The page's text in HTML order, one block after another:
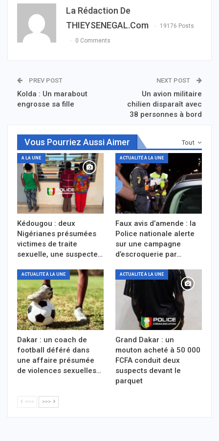
La Rédaction De
THIEYSENEGAL.com
19176 Posts
0 Comments
PREV POST
Kolda : Un marabout
engrosse sa fille
NEXT POST
Un avion militaire
chilien disparaît avec
38 personnes à bord
Tout
Vous Pourriez Aussi Aimer
A LA UNE
Kédougou : deux
Nigérianes présumées
victimes de traite
sexuelle, une suspecte…
ACTUALITÉ À LA UNE
Faux avis d’amende : la
Police nationale alerte
sur une campagne
d’escroquerie par…
ACTUALITÉ À LA UNE
Dakar : un coach de
football déféré dans
une affaire présumée
de violences sexuelles…
ACTUALITÉ À LA UNE
Grand Dakar : un
mouton acheté à 50 000
FCFA conduit deux
suspects devant le
parquet
<<< >>>